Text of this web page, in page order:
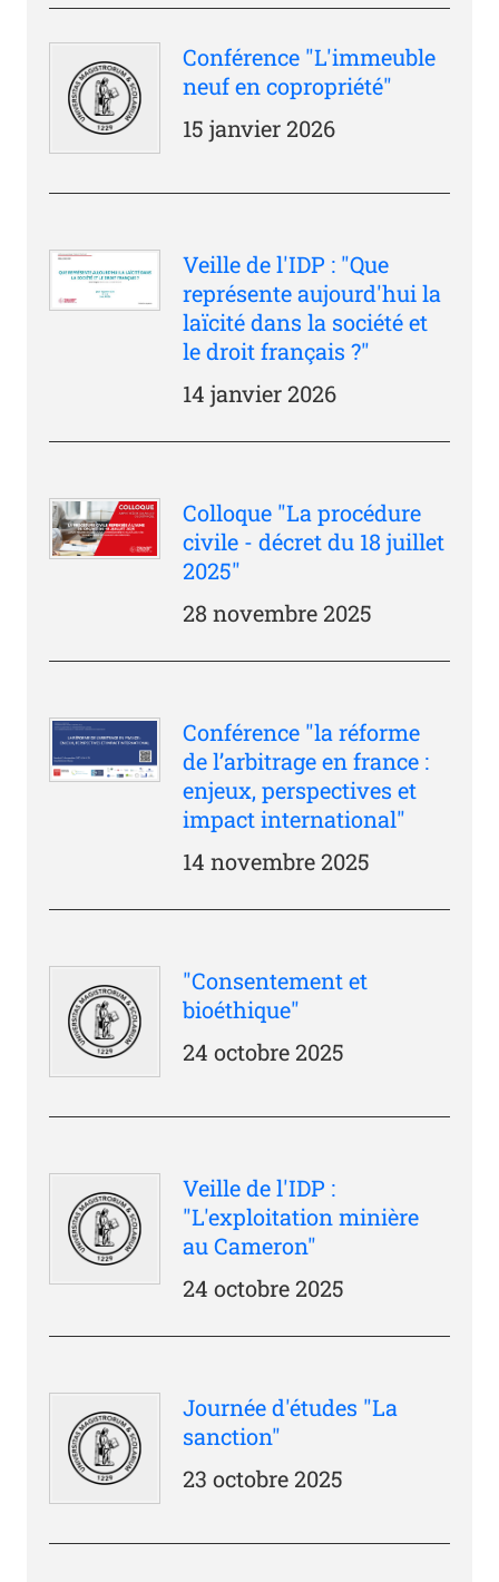
Conférence "L'immeuble
neuf en copropriété"
15 janvier 2026
Veille de l'IDP : "Que
représente aujourd'hui la
laïcité dans la société et
le droit français ?"
14 janvier 2026
Colloque "La procédure
civile - décret du 18 juillet
2025"
28 novembre 2025
Conférence "la réforme
de l’arbitrage en france :
enjeux, perspectives et
impact international"
14 novembre 2025
"Consentement et
bioéthique"
24 octobre 2025
Veille de l'IDP :
"L'exploitation minière
au Cameron"
24 octobre 2025
Journée d'études "La
sanction"
23 octobre 2025